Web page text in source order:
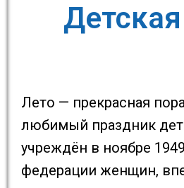
Лето — прекрасная
любимый праздник
учреждён в ноябре
федерации женщин,